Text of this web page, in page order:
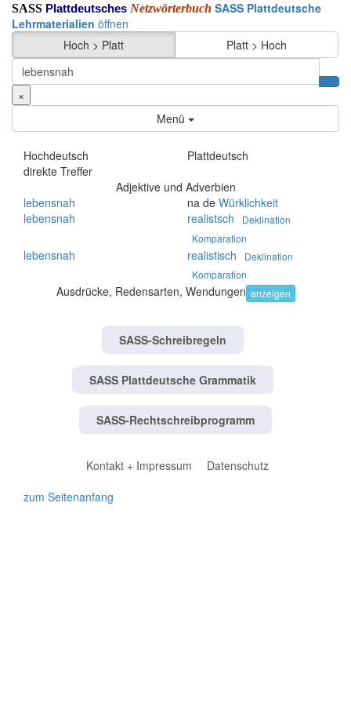
SASS Plattdeutsches Netzwörterbuch SASS Plattdeutsche
Lehrmaterialien öffnen
Hoch > Platt
Platt > Hoch
×
Menü
Hochdeutsch
Plattdeutsch
direkte Treffer
Adjektive und Adverbien
lebensnah
na de Würklichkeit
lebensnah
realistsch
Deklination
Komparation
lebensnah realistisch
Deklination
Komparation
Ausdrücke, Redensarten, Wendungen anzeigen
SASS-Schreibregeln
SASS Plattdeutsche Grammatik
SASS-Rechtschreibprogramm
Kontakt + Impressum
Datenschutz
zum Seitenanfang